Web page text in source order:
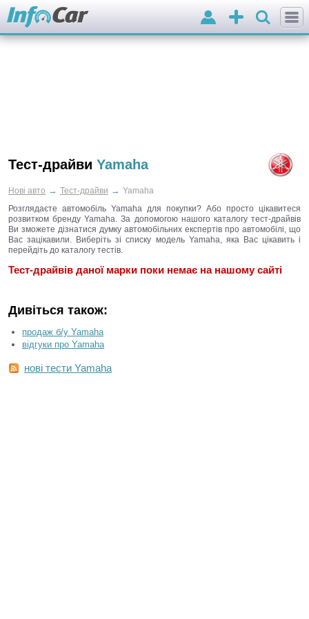
Додати
оголошення
Вхід
Тест-драйви Yamaha
Нові авто → Тест-драйви → Yamaha
Розглядаєте автомобіль Yamaha для покупки? Або просто цікавитеся
розвитком бренду Yamaha. За допомогою нашого каталогу тест-драйвів
Ви зможете дізнатися думку автомобільних експертів про автомобілі, що
Вас зацікавили. Виберіть зі списку модель Yamaha, яка Вас цікавить і
перейдіть до каталогу тестів.
Тест-драйвів даної марки поки немає на нашому сайті
Дивіться також:
продаж б/у Yamaha
відгуки про Yamaha
нові тести Yamaha